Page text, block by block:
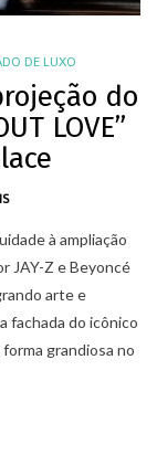
DE LUXO
do
LOVE”
à ampliação
JAY-Z e Beyoncé
arte e
fachada do icônico
forma grandiosa no